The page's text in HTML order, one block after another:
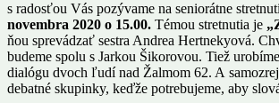
s radosťou Vás pozývame na seniorátne
novembra 2020 o 15.00. Témou stretnutia je
ňou sprevádzať sestra Andrea Hertnekyová.
budeme spolu s Jarkou Šikorovou. Tiež
dialógu dvoch ľudí nad Žalmom 62. A
debatné skupinky, keďže potrebujeme, aby